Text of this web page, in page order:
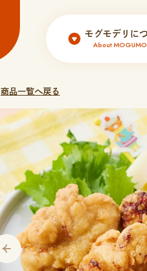
モグモデリに
About
商品一覧へ戻る